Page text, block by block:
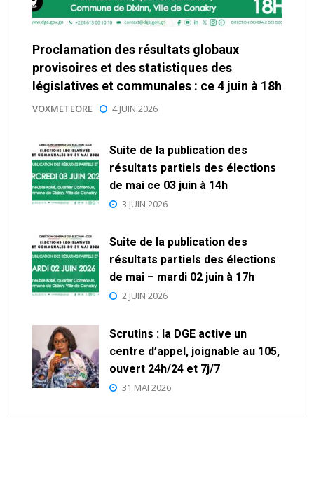
Proclamation des résultats globaux
provisoires et des statistiques des
législatives et communales : ce 4 juin à 18h
VOXMETEORE 4 JUIN 2026
Suite de la publication des
résultats partiels des élections
de mai ce 03 juin à 14h
3 JUIN 2026
Suite de la publication des
résultats partiels des élections
de mai – mardi 02 juin à 17h
2 JUIN 2026
Scrutins : la DGE active un
centre d’appel, joignable au 105,
ouvert 24h/24 et 7j/7
31 MAI 2026